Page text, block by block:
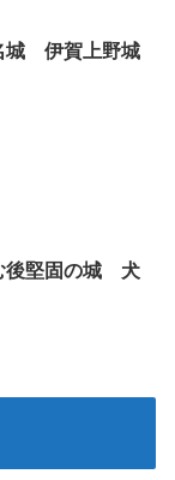
城 伊賀上野城
後堅固の城 犬